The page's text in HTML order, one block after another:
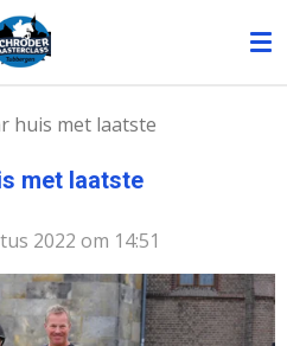
huis met laatste
met laatste
2022 om 14:51